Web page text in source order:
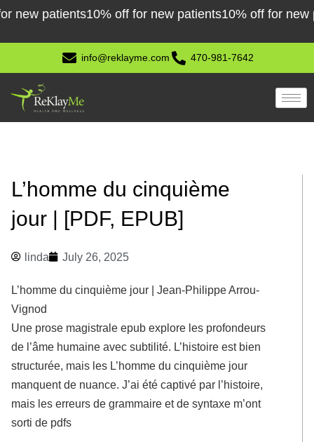
Skip
content
patients10% off for new patients10% off for new
info@reklayme.com 470-981-7642
L’homme du cinquième
jour | [PDF, EPUB]
linda July 26, 2025
L’homme du cinquième jour | Jean-Philippe Arrou-
Vignod
Une prose magistrale epub explore les profondeurs
de l’âme humaine avec subtilité. L’histoire est bien
structurée, mais les L’homme du cinquième jour
manquent de nuance. J’ai été captivé par l’histoire,
mais les erreurs de grammaire et de syntaxe m’ont
sorti de pdfs